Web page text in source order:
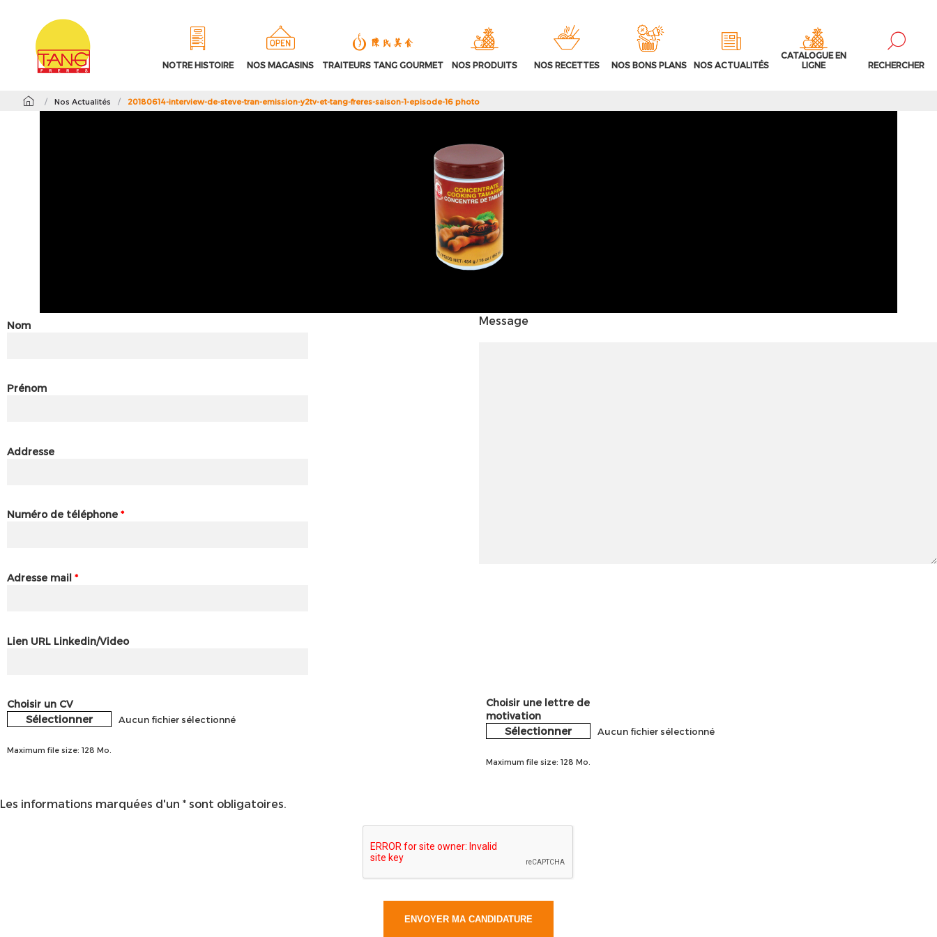
NOTRE HISTOIRE NOS MAGASINS TRAITEURS TANG GOURMET NOS PRODUITS NOS RECETTES NOS BONS PLANS NOS ACTUALITÉS
CATALOGUE EN
LIGNE
RECHERCHER
/ Nos Actualités / 20180614-interview-de-steve-tran-emission-y2tv-et-tang-freres-saison-1-episode-16 photo
Nom
Prénom
Addresse
Numéro de téléphone *
Adresse mail *
Lien URL Linkedin/Video
Message
Choisir un CV
Sélectionner Aucun fichier sélectionné
Maximum file size: 128 Mo.
Choisir une lettre de
motivation
Sélectionner Aucun fichier sélectionné
Maximum file size: 128 Mo.
Les informations marquées d'un * sont obligatoires.